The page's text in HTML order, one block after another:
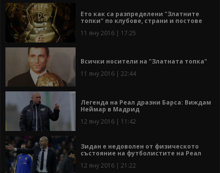
Ето как са разпределени "Златните
топки" по клубове, страни и постове
11 яну 2016 | 17:25
Всички носители на "Златната топка"
11 яну 2016 | 22:44
Легенда на Реал дразни Барса: Виждам
Неймар в Мадрид
12 яну 2016 | 11:42
Зидан е недоволен от физическото
състояние на футболистите на Реал
12 яну 2016 | 21:22